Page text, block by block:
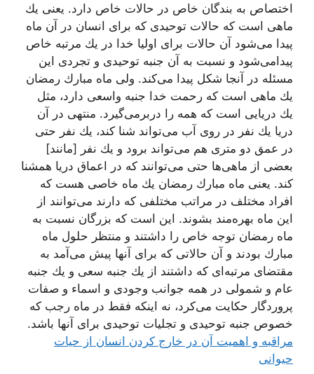
اختصاص به بندگان خاص در حالات خاص دارد. یعنی یك
ماهی است كه حالات توحیدی كه برای انسان در آن ماه
پیدا می‌شود آن حالات برای اولیا خدا در یك مرتبه خاص
پیدامی‌شود و نسبت به آن جنبه توحیدی و تجردی این
مسئله در آنجا شكل پیدا می‌كند. ولی ماه مبارك رمضان
یك ماهی است كه رحمت خدا جنبه واسعی دارد، مثل
یك دریایی است كه همه را دربرمی‌گیرد. منتهی در آن
دریا یك نفر در روی آب می‌تواند شنا كند، یك نفر حتی
در عمق دو متری هم می‌تواند برود و یك نفر [مانند]
بعضی از ماهی‌ها حتی می‌توانند كه در اعماق دریا همشنا
كند. یعنی ماه مبارك رمضان یك ماه خاصی هست كه
افراد مختلف در مراتب مختلفی كه دارند می‌توانند از
این ماه بهره‌مند بشوند. این است كه بزرگان نسبت به
ماه رمضان توجه خاص را داشتند و منتظر حلول ماه
مبارك بودند و آن حالاتی كه برای آنها پیش می‌آمد به
مقتضای مرتبه‌ای كه داشتند از یك جنبه سعی و یك جنبه
عام و شمولی در همه جوانب وجودی و اسماء و صفات
پروردگار حكایت می‌كرد، نه اینكه فقط در ماه رجب كه
خصوص جنبه توحیدی و تجلیات توحیدی برای آنها باشد.
مراقبه و اهمیت آن در خارج کردن انسان از حیات
حیوانی